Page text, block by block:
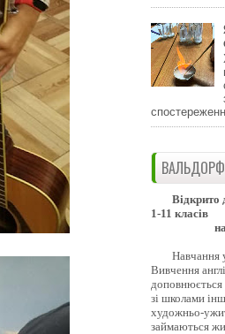
Відкрито
1-11 класів
Навчання
Вивчення
зі школами
художньо-
займаються